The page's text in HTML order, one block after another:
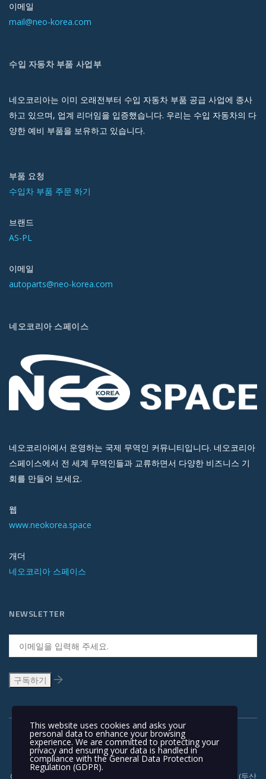
이메일
mail@neo-korea.com
수입 자동차 부품 사업부
네오코리아는 이미 오래전부터 수입 자동차 부품 공급 사업에 종사
하고 있으며, 업계 리더임을 입증했습니다. 우리는 수입 자동차의 다
양한 예비 부품을 보유하고 있습니다.
부품 요청
수입차 부품 주문 하기
브랜드
AS-PL
이메일
autoparts@neo-korea.com
네오코리아 스페이스
네오코리아에서 운영하는 국제 무역인 커뮤니티입니다. 네오코리아
스페이스에서 전 세계 무역인들과 교류하면서 다양한 비즈니스 기
회를 만들어 보세요.
웹
www.neokorea.space
개더
네오코리아 스페이스
NEWSLETTER
Copyright © 1991-2018 | 경기도 안양시 흥안대로 415, 서관 1110호(두산
This website uses cookies and asks your
personal data to enhance your browsing
experience. We are committed to protecting your
privacy and ensuring your data is handled in
compliance with theGeneral Data Protection
Regulation (GDPR).